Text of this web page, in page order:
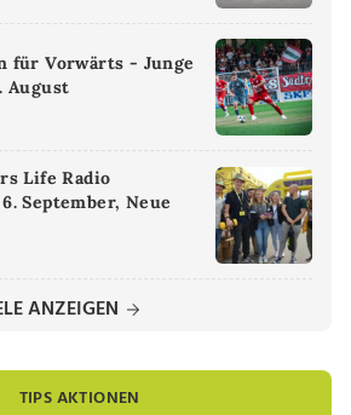
für Vorwärts - Junge
August
Life Radio
September, Neue
ANZEIGEN
TIPS AKTIONEN